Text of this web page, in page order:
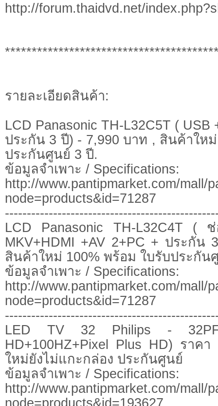
http://forum.thaidvd.net/
รายละเอียดสินค้า:
LCD Panasonic TH-L32C5T ( USB
ประกัน 3 ปี) - 7,990 บาท , สินค้าให
ประกันศูนย์ 3 ปี.
ข้อมูลจำเพาะ / Specifications:
http://www.pantipmarket.com/mall/
node=products&id=71287
LCD Panasonic TH-L32C4T (
MKV+HDMI +AV 2+PC + ประกั
สินค้าใหม่ 100% พร้อม ใบรับประกัน
ข้อมูลจำเพาะ / Specifications:
http://www.pantipmarket.com/mall/
node=products&id=71287
LED TV 32 Philips -
HD+100HZ+Pixel Plus HD) ราค
ใหม่ยังไม่แกะกล่อง ประกันศูนย์
ข้อมูลจำเพาะ / Specifications:
http://www.pantipmarket.com/mall/
node=products&id=193627